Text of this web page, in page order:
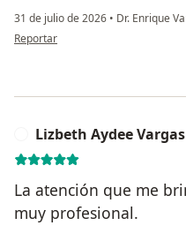
31 de julio de 2026 • Dr. Enrique
en opinión del usuario A.R.
Reportar
Lizbeth Aydee
La atención que me
muy profesional.